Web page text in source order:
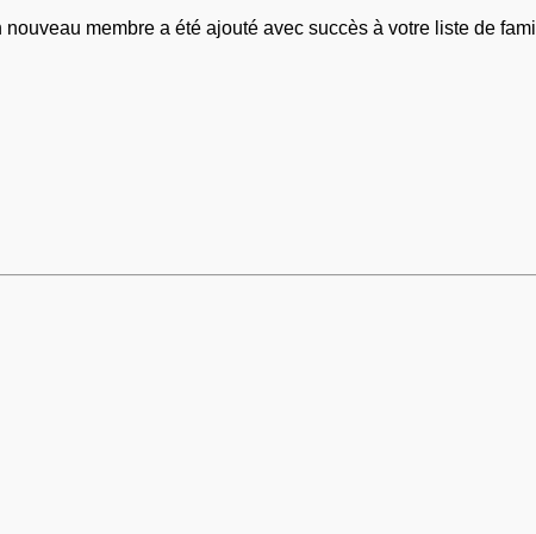
nouveau membre a été ajouté avec succès à votre liste de